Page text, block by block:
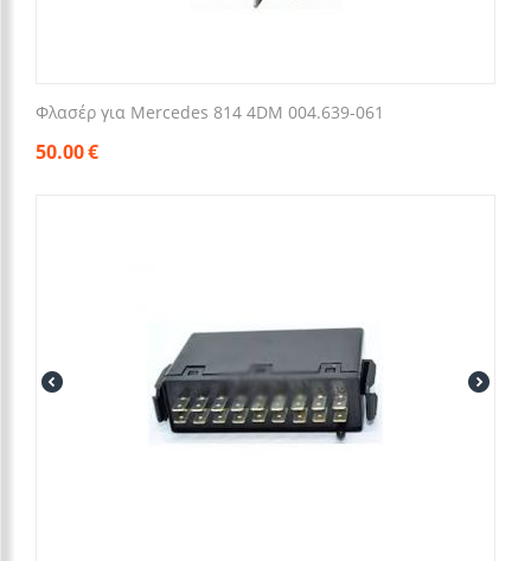
Φλασέρ για Mercedes 814 4DM 004.639-061
50.00€